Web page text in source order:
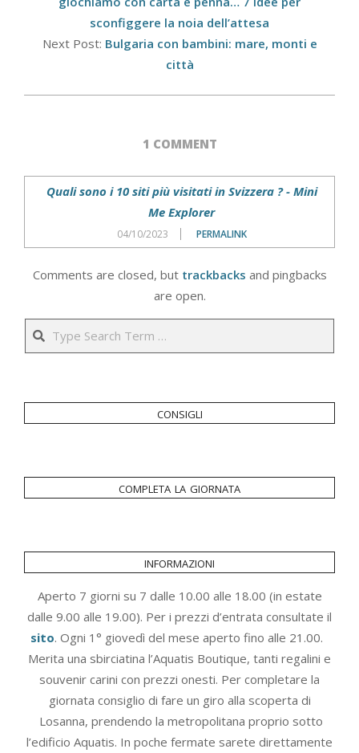
sconfiggere la noia dell’attesa
Next Post: Bulgaria con bambini: mare, monti e
città
1 COMMENT
Quali sono i 10 siti più visitati in Svizzera ? - Mini
Me Explorer
04/10/2023 PERMALINK
Comments are closed, but trackbacks and pingbacks
are open.
consigli
completa la giornata
informazioni
Aperto 7 giorni su 7 dalle 10.00 alle 18.00 (in estate
dalle 9.00 alle 19.00). Per i prezzi d’entrata consultate il
sito. Ogni 1° giovedì del mese aperto fino alle 21.00.
Merita una sbirciatina l’Aquatis Boutique, tanti regalini e
souvenir carini con prezzi onesti. Per completare la
giornata consiglio di fare un giro alla scoperta di
Losanna, prendendo la metropolitana proprio sotto
l’edificio Aquatis. In poche fermate sarete direttamente